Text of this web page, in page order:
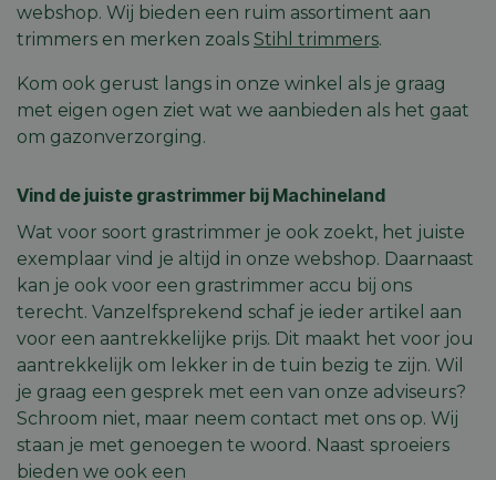
webshop. Wij bieden een ruim assortiment aan
trimmers en merken zoals Stihl trimmers.
Kom ook gerust langs in onze winkel als je graag
met eigen ogen ziet wat we aanbieden als het gaat
om gazonverzorging.
Vind de juiste grastrimmer bij Machineland
Wat voor soort grastrimmer je ook zoekt, het juiste
exemplaar vind je altijd in onze webshop. Daarnaast
kan je ook voor een grastrimmer accu bij ons
terecht. Vanzelfsprekend schaf je ieder artikel aan
voor een aantrekkelijke prijs. Dit maakt het voor jou
aantrekkelijk om lekker in de tuin bezig te zijn. Wil
je graag een gesprek met een van onze adviseurs?
Schroom niet, maar neem contact met ons op. Wij
staan je met genoegen te woord. Naast sproeiers
bieden we ook een